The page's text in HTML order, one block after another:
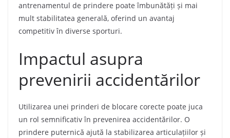
antrenamentul de prindere poate îmbunătăți și mai
mult stabilitatea generală, oferind un avantaj
competitiv în diverse sporturi.
Impactul asupra
prevenirii accidentărilor
Utilizarea unei prinderi de blocare corecte poate juca
un rol semnificativ în prevenirea accidentărilor. O
prindere puternică ajută la stabilizarea articulațiilor și